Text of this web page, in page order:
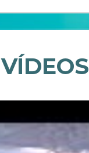
VÍDEOS